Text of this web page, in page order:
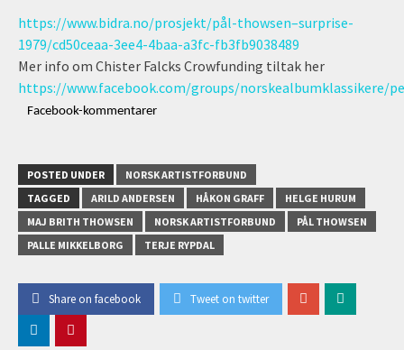
https://www.bidra.no/prosjekt/pål-thowsen–surprise-
1979/cd50ceaa-3ee4-4baa-a3fc-fb3fb9038489
Mer info om Chister Falcks Crowfunding tiltak her
https://www.facebook.com/groups/norskealbumklassikere/
Facebook-kommentarer
POSTED UNDER
NORSK ARTISTFORBUND
TAGGED
ARILD ANDERSEN HÅKON GRAFF
HELGE HURUM
MAJ BRITH THOWSEN
NORSK ARTISTFORBUND
PÅL THOWSEN
PALLE MIKKELBORG
TERJE RYPDAL
Share on facebook Tweet on twitter